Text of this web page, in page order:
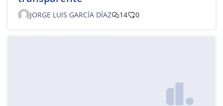
JORGE LUIS GARCÍA DÍAZ 14 0